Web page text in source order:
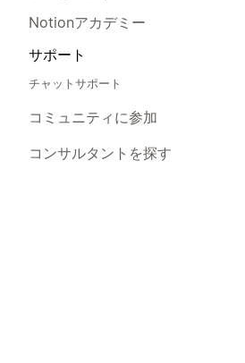
Notionアカデミー
サポート
チャットサポート
コミュニティに参加
コンサルタントを探す